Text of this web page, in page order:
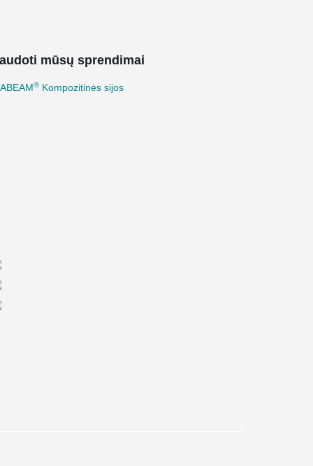
mūsų sprendimai
® Kompozitinės sijos